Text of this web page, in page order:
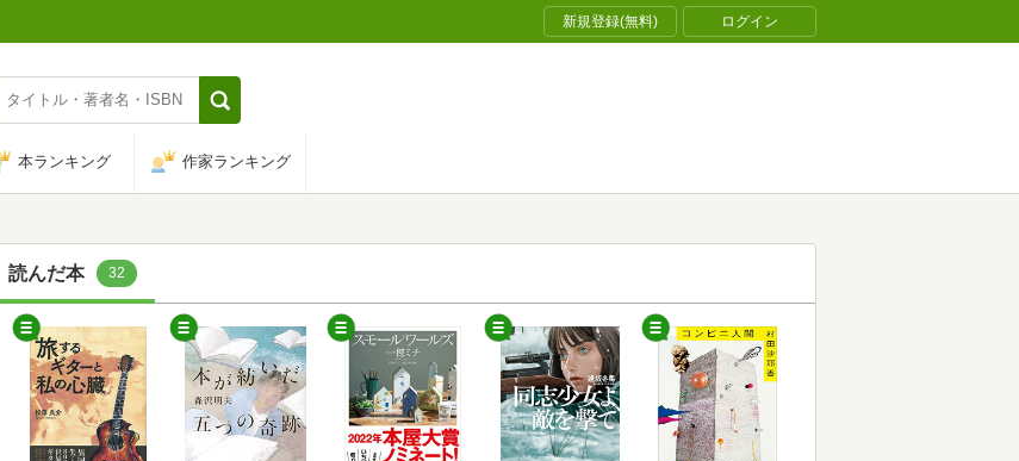
新規登録(無料) ログイン
本ランキング 作家ランキング
読んだ本 32